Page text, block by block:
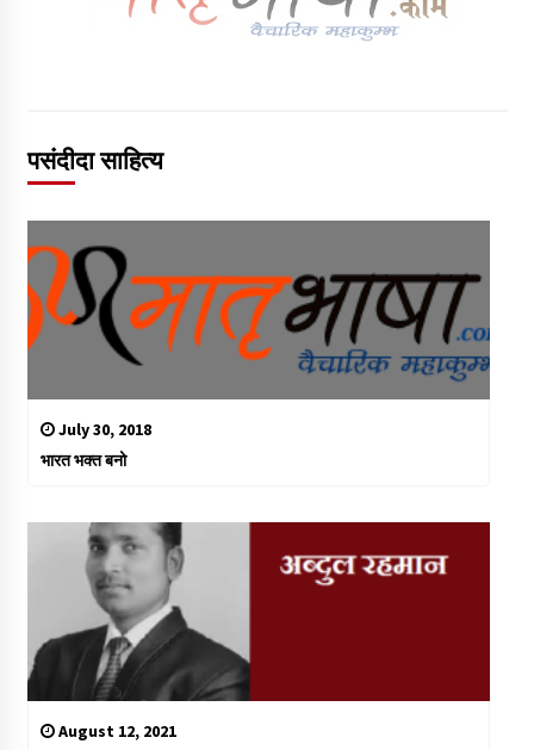
पसंदीदा साहित्य
July 30, 2018
भारत भक्त बनो
August 12, 2021